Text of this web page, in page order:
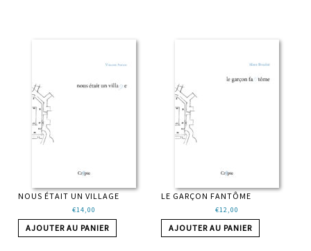
NOUS ÉTAIT UN VILLAGE
€14,00
AJOUTER AU PANIER
LE GARÇON FANTÔME
€12,00
AJOUTER AU PANIER